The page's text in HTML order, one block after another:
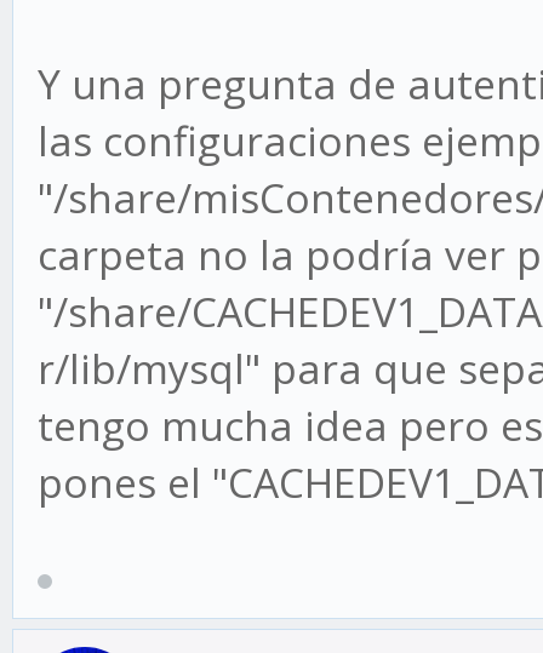
Y una pregunta de
las configuraciones
"/share/
carpeta no la podría ver
"/share/
r/lib/mysql" para que
tengo mucha idea pero
pones el